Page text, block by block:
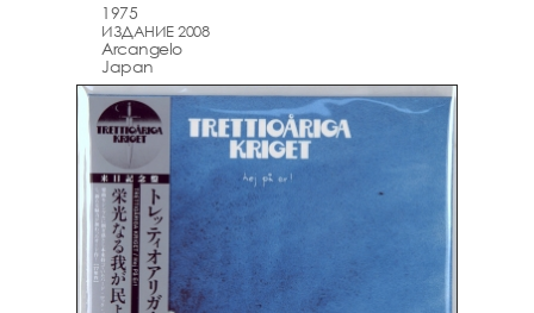
1975
ИЗДАНИЕ 2008
Arcаngelo
Japan